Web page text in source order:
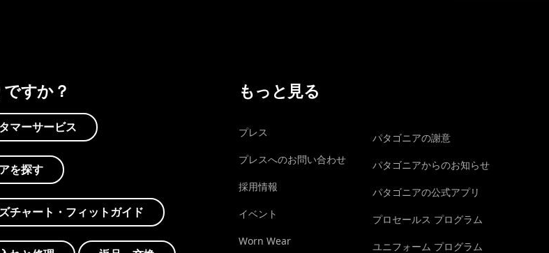
すか？
マーサービス
を探す
チャート・フィットガイド
もっと見る
プレス
プレスへのお問い合わせ
採用情報
イベント
Worn Wear
パタゴニアの謝意
パタゴニアからのお知らせ
パタゴニアの公式アプリ
プロセールス プログラム
ユニフォーム プログラム